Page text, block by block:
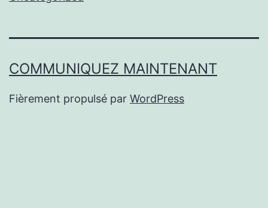
COMMUNIQUEZ MAINTENANT
Fièrement propulsé par WordPress